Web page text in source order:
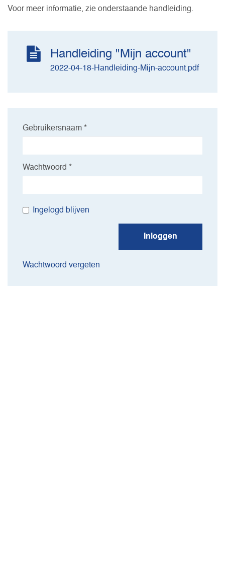
Voor meer informatie, zie onderstaande handleiding.
Handleiding "Mijn account"
2022-04-18-Handleiding-Mijn-account.pdf
Gebruikersnaam *
Wachtwoord *
Ingelogd blijven
Inloggen
Wachtwoord vergeten